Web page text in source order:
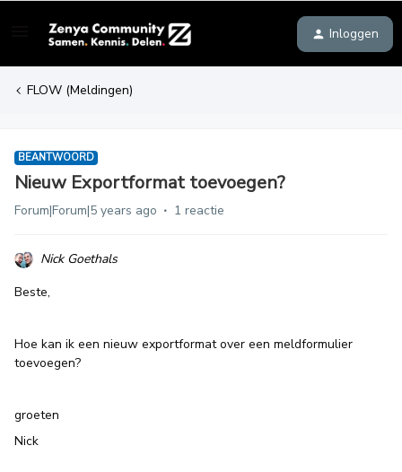
Inloggen
FLOW (Meldingen)
BEANTWOORD
Nieuw Exportformat toevoegen?
Forum|Forum|5 years ago 1 reactie
Nick Goethals
Beste,
Hoe kan ik een nieuw exportformat over een meldformulier
toevoegen?
groeten
Nick